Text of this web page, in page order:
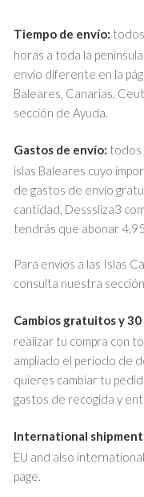
Tiempo de envío:
horas a toda la
envío diferente en la
Baleares, Canarias,
sección de Ayuda.
Gastos de envío: todos
islas Baleares cuyo
de gastos de envío
cantidad, Desssliza3
tendrás que abonar
Para envíos a las Islas
consulta nuestra
Cambios gratuitos y
realizar tu compra con
ampliado el periodo de
quieres cambiar tu
gastos de recogida y
International
EU and also
page.